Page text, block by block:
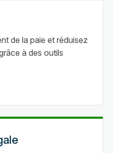
de la paie et réduisez
à des outils